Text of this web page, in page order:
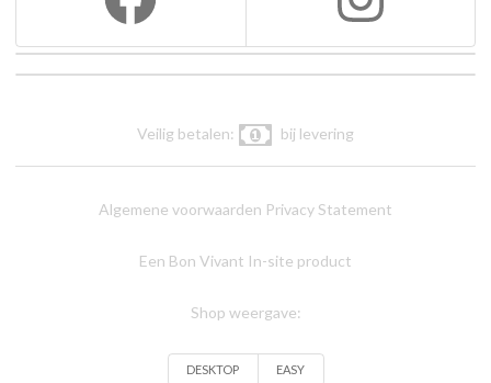
Veilig betalen: bij levering
Algemene voorwaarden Privacy Statement
Een Bon Vivant In-site product
Shop weergave:
DESKTOP EASY